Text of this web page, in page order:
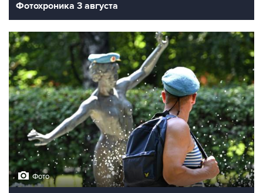
Фотохроника 3 августа
Фото